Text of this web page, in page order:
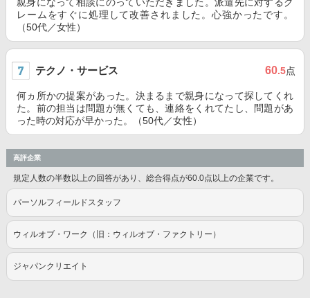
レームをすぐに処理して改善されました。心強かったです。
（50代／女性）
テクノ・サービス 60.5点
何ヵ所かの提案があった。決まるまで親身になって探してくれ
た。前の担当は問題が無くても、連絡をくれてたし、問題があ
った時の対応が早かった。（50代／女性）
高評企業
規定人数の半数以上の回答があり、総合得点が60.0点以上の企業です。
パーソルフィールドスタッフ
ウィルオブ・ワーク（旧：ウィルオブ・ファクトリー）
ジャパンクリエイト